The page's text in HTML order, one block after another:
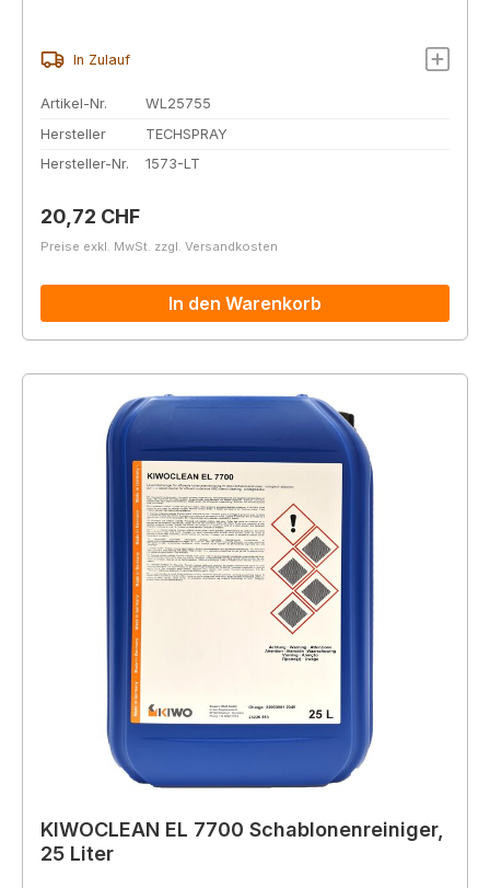
In Zulauf
Artikel-Nr.
WL25755
Hersteller
TECHSPRAY
Hersteller-Nr.
1573-LT
Regulärer Preis:
20,72 CHF
Preise exkl. MwSt. zzgl. Versandkosten
In den Warenkorb
KIWOCLEAN EL 7700 Schablonenreiniger,
25 Liter